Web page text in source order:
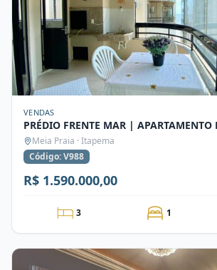
VENDAS
PRÉDIO FRENTE MAR | APARTAMENTO
Meia Praia · Itapema
Código: V988
R$ 1.590.000,00
3 1